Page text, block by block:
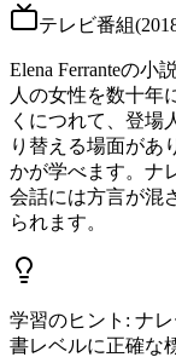
テレビ番組(
Elena Ferranteの
人の女性を数十年
くにつれて、登場
り替える場面があ
かが学べます。ナ
会話には方言が混
られます。
学習のヒント : ナ
書レベルに正確な